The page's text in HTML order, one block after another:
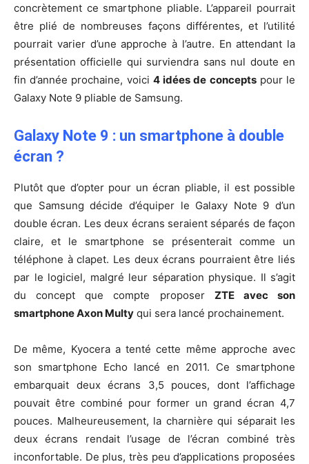
concrètement ce smartphone pliable. L’appareil pourrait
être plié de nombreuses façons différentes, et l’utilité
pourrait varier d’une approche à l’autre. En attendant la
présentation officielle qui surviendra sans nul doute en
fin d’année prochaine, voici 4 idées de conceptspour le
Galaxy Note 9 pliable de Samsung.
Galaxy Note 9 : un smartphone à double
écran ?
Plutôt que d’opter pour un écran pliable, il est possible
que Samsung décide d’équiper le Galaxy Note 9 d’un
double écran. Les deux écrans seraient séparés de façon
claire, et le smartphone se présenterait comme un
téléphone à clapet. Les deux écrans pourraient être liés
par le logiciel, malgré leur séparation physique. Il s’agit
du concept que compte proposer ZTE avec son
smartphone Axon Multy qui sera lancé prochainement.
De même, Kyocera a tenté cette même approche avec
son smartphone Echo lancé en 2011. Ce smartphone
embarquait deux écrans 3,5 pouces, dont l’affichage
pouvait être combiné pour former un grand écran 4,7
pouces. Malheureusement, la charnière qui séparait les
deux écrans rendait l’usage de l’écran combiné très
inconfortable. De plus, très peu d’applications proposées